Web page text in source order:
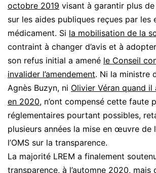
octobre 2019 visant à garantir plus
sur les aides publiques reçues par les
médicament. Si la mobilisation de la
contraint à changer d’avis et à
son refus initial a amené le Conseil
invalider l’amendement. Ni la ministre
Agnès Buzyn, ni Olivier Véran quand
en 2020, n’ont compensé cette faute
réglementaires pourtant possibles,
plusieurs années la mise en œuvre de
l’OMS sur la transparence.
La majorité LREM a finalement
transparence, à l’automne 2020, mais